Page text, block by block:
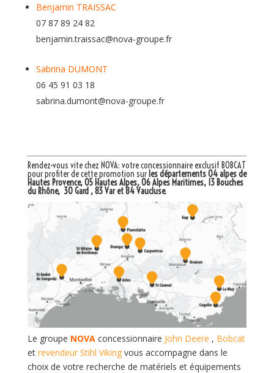
Benjamin TRAISSAC
07 87 89 24 82
benjamin.traissac@nova-groupe.fr
Sabrina DUMONT
06 45 91 03 18
sabrina.dumont@nova-groupe.fr
Rendez-vous vite chez NOVA: votreconcessionnaire exclusif BOBCAT
pour profiter de cette promotion sur les départements 04 alpes de
Hautes Provence, 05 Hautes Alpes, 06 Alpes Maritimes, 13 Bouches
du Rhône, 30 Gard , 83 Var et 84 Vaucluse.
Le groupe NOVA concessionnaire John Deere , Bobcat
et revendeur Stihl Vikingvous accompagne dans le
choix de votre recherche de matériels et équipements